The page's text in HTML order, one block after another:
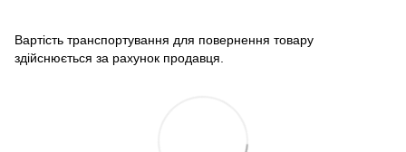
Вартість транспортування для повернення товару
здійснюється за рахунок продавця.